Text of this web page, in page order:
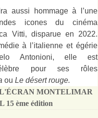
aussi hommage à l’une
icones du cinéma
Vitti, disparue en 2022.
à l’italienne et égérie
Antonioni, elle est
pour ses rôles
ou Le désert rouge.
MONTELIMAR
ème édition